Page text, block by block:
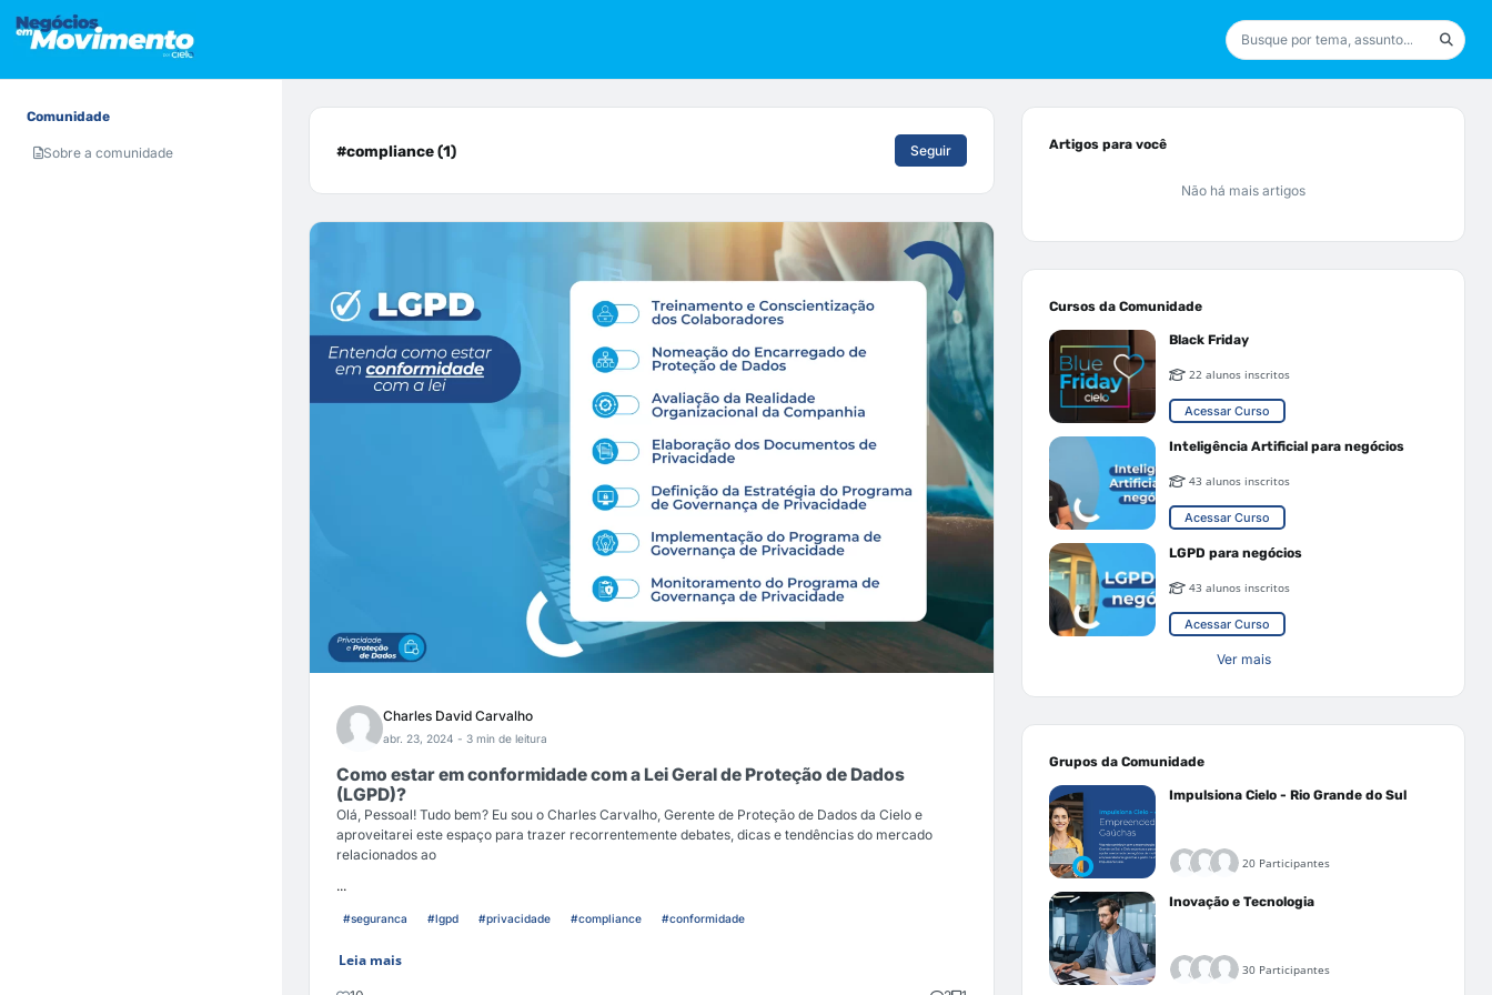
Comunidade
Sobre a comunidade #compliance (1) Seguir
Charles David Carvalho
abr. 23, 2024 - 3 min de leitura
Como estar em conformidade com a Lei Geral de Proteção de Dados
(LGPD)?
Olá, Pessoal! Tudo bem? Eu sou o Charles Carvalho, Gerente de Proteção de Dados da Cielo e
aproveitarei este espaço para trazer recorrentemente debates, dicas e tendências do mercado
relacionados ao
...
#seguranca #lgpd #privacidade #compliance #conformidade
Leia mais
Artigos para você
Não há mais artigos
Cursos da Comunidade
Black Friday
22 alunos inscritos
Acessar Curso
Inteligência Artificial para negócios
43 alunos inscritos
Acessar Curso
LGPD para negócios
43 alunos inscritos
Acessar Curso
Ver mais
Grupos da Comunidade
Impulsiona Cielo - Rio Grande do Sul
20 Participantes
Inovação e Tecnologia
30 Participantes